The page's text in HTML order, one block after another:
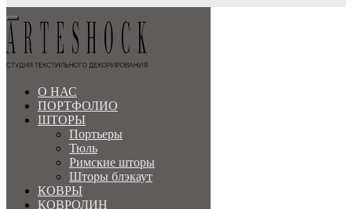
МЕНЮ
О НАС
ПОРТФОЛИО
ШТОРЫ
Портьеры
Тюль
Римские шторы
Шторы блэкаут
КОВРЫ
КОВРОЛИН